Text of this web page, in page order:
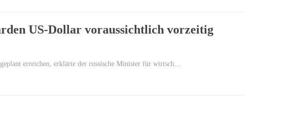
US-Dollar voraussichtlich vorzeitig
erreichen, erklärte der russische Minister für wirtsch…